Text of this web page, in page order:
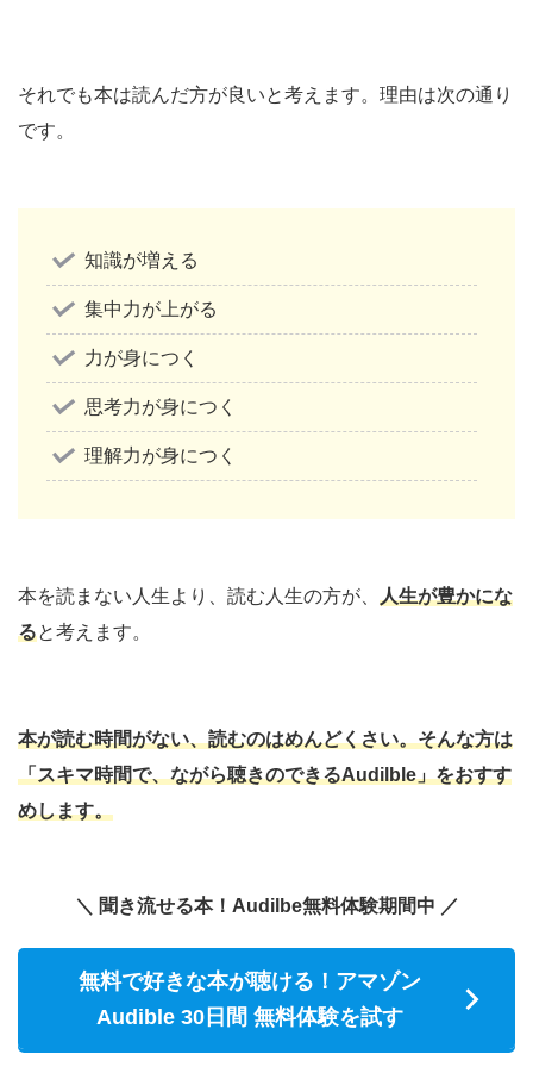
それでも本は読んだ方が良いと考えます。理由は次の通り
です。
知識が増える
集中力が上がる
力が身につく
思考力が身につく
理解力が身につく
本を読まない人生より、読む人生の方が、 人生が豊かにな
ると考えます。
本が読む時間がない、読むのはめんどくさい。そんな方は
「スキマ時間で、ながら聴きのできるAudilble」をおすす
めします。
＼ 聞き流せる本！Audilbe無料体験期間中 ／
無料で好きな本が聴ける！アマゾン
Audible 30日間 無料体験を試す